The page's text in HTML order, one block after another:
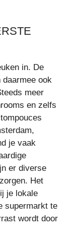
in. De
daarmee ook
meer
en zelfs
je vaak
er diverse
Het
je lokale
supermarkt te
wordt door